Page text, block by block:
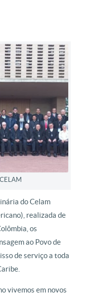
do Celam
realizada de
os
ao Povo de
de serviço a toda
vivemos em novos